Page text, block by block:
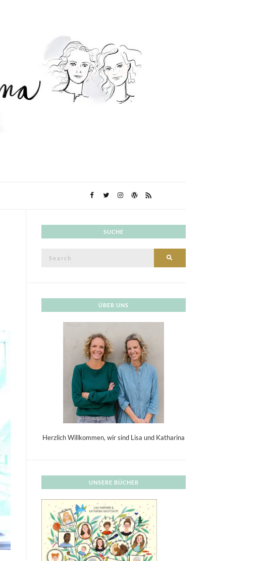
SUCHE
ÜBER UNS
Herzlich Willkommen, wir sind Lisa und Katharina
UNSERE BÜCHER